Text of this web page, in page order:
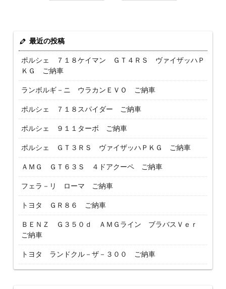
最近の投稿
ポルシェ ７１８ケイマン ＧＴ４ＲＳ ヴァイザッハＰ
ＫＧ ご納車
ランボルギ－ニ ウラカンＥＶＯ ご納車
ポルシェ ７１８スパイダー ご納車
ポルシェ ９１１ターボ ご納車
ポルシェ ＧＴ３ＲＳ ヴァイザッハＰＫＧ ご納車
ＡＭＧ ＧＴ６３Ｓ ４ドアクーペ ご納車
フェラ－リ ローマ ご納車
トヨタ ＧＲ８６ ご納車
ＢＥＮＺ Ｇ３５０ｄ ＡＭＧライン ブラバスＶｅｒ
ご納車
トヨタ ランドクル－ザ－３００ ご納車